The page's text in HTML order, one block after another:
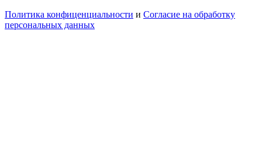
Политика конфиценциальности и Согласие на обработку
персональных данных